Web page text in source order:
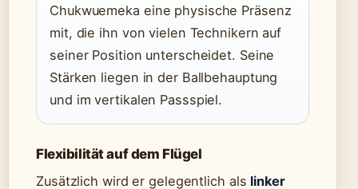
Chukwuemeka eine physische Präsenz
mit, die ihn von vielen Technikern auf
seiner Position unterscheidet. Seine
Stärken liegen in der Ballbehauptung
und im vertikalen Passspiel.
Flexibilität auf dem Flügel
Zusätzlich wird er gelegentlich als linker